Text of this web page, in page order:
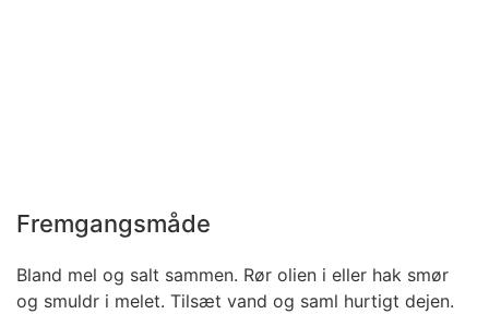
Fremgangsmåde
Bland mel og salt sammen. Rør olien i eller hak smør
og smuldr i melet. Tilsæt vand og saml hurtigt dejen.